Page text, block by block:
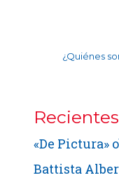
¿Quiénes
Recientes
«De Pictura»
Battista